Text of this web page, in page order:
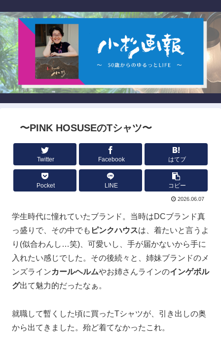
〜PINK HOSUSEのTシャツ〜
Twitter Facebook はてブ
Pocket LINE コピー
2026.06.07
学生時代に憧れていたブランド。当時はDCブランド真
っ盛りで、その中でも ピンクハウスは、着たいと言うよ
り(似合わんし…笑)、可愛いし、手が届かないから手に
入れたい感じでした。その後続々と、姉妹ブランドのメ
ンズラインカールヘルムやお姉さんラインのインゲボル
グ出て魅力的だったなぁ。
就職して暫くした頃に買ったTシャツが、引き出しの奥
から出てきました。殆ど着てなかったこれ。